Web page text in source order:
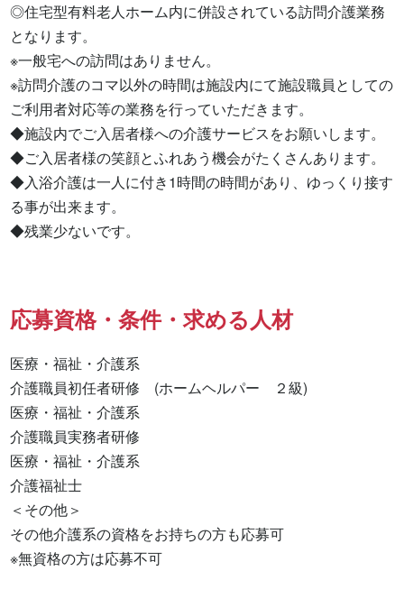
◎住宅型有料老人ホーム内に併設されている訪問介護業務
となります。
※一般宅への訪問はありません。
※訪問介護のコマ以外の時間は施設内にて施設職員としての
ご利用者対応等の業務を行っていただきます。
◆施設内でご入居者様への介護サービスをお願いします。
◆ご入居者様の笑顔とふれあう機会がたくさんあります。
◆入浴介護は一人に付き1時間の時間があり、ゆっくり接す
る事が出来ます。
◆残業少ないです。
応募資格・条件・求める人材
医療・福祉・介護系
介護職員初任者研修　(ホームヘルパー　２級)
医療・福祉・介護系
介護職員実務者研修
医療・福祉・介護系
介護福祉士
＜その他＞
その他介護系の資格をお持ちの方も応募可
※無資格の方は応募不可